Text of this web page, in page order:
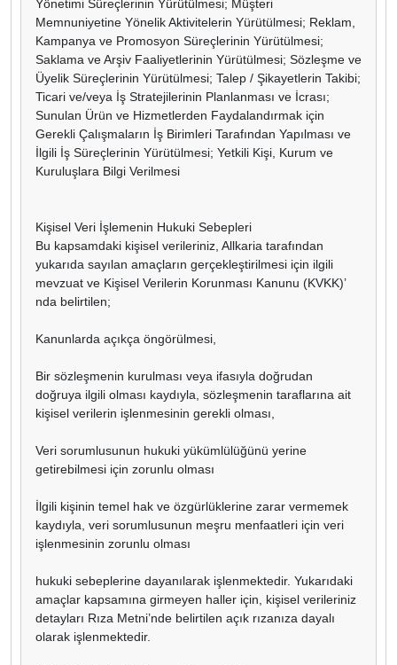
Yönetimi Süreçlerinin Yürütülmesi; Müşteri
Memnuniyetine Yönelik Aktivitelerin Yürütülmesi; Reklam,
Kampanya ve Promosyon Süreçlerinin Yürütülmesi;
Saklama ve Arşiv Faaliyetlerinin Yürütülmesi; Sözleşme ve
Üyelik Süreçlerinin Yürütülmesi; Talep / Şikayetlerin Takibi;
Ticari ve/veya İş Stratejilerinin Planlanması ve İcrası;
Sunulan Ürün ve Hizmetlerden Faydalandırmak için
Gerekli Çalışmaların İş Birimleri Tarafından Yapılması ve
İlgili İş Süreçlerinin Yürütülmesi; Yetkili Kişi, Kurum ve
Kuruluşlara Bilgi Verilmesi
Kişisel Veri İşlemenin Hukuki Sebepleri
Bu kapsamdaki kişisel verileriniz, Allkaria tarafından
yukarıda sayılan amaçların gerçekleştirilmesi için ilgili
mevzuat ve Kişisel Verilerin Korunması Kanunu (KVKK)’
nda belirtilen;
Kanunlarda açıkça öngörülmesi,
Bir sözleşmenin kurulması veya ifasıyla doğrudan
doğruya ilgili olması kaydıyla, sözleşmenin taraflarına ait
kişisel verilerin işlenmesinin gerekli olması,
Veri sorumlusunun hukuki yükümlülüğünü yerine
getirebilmesi için zorunlu olması
İlgili kişinin temel hak ve özgürlüklerine zarar vermemek
kaydıyla, veri sorumlusunun meşru menfaatleri için veri
işlenmesinin zorunlu olması
hukuki sebeplerine dayanılarak işlenmektedir. Yukarıdaki
amaçlar kapsamına girmeyen haller için, kişisel verileriniz
detayları Rıza Metni’nde belirtilen açık rızanıza dayalı
olarak işlenmektedir.